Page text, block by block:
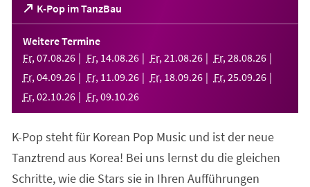
K-Pop im TanzBau
(Öffnet
in
einem
neuen
Tab)
Weitere Termine
Fr, 07.08.26 Fr, 14.08.26 Fr, 21 .08.26 Fr, 28.08.26
Fr, 04.09.26 Fr, 11 .09.26 Fr, 18.09.26 Fr, 25.09.26
Fr, 02.10.26 Fr, 09.10.26
K-Pop steht für Korean Pop Music und ist der neue
Tanztrend aus Korea! Bei uns lernst du die gleichen
Schritte, wie die Stars sie in Ihren Aufführungen